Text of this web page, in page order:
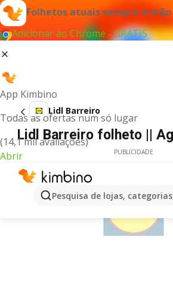
Folhetos atuais sempre à mão
Adicionar ao Chrome - GRÁTIS
App Kimbino
Todas as ofertas num só lugar
(14,1 mil avaliações)
Abrir
Pesquisa de lojas,
Lidl Barreiro
Lidl Barreiro folheto ||
PUBLICIDADE